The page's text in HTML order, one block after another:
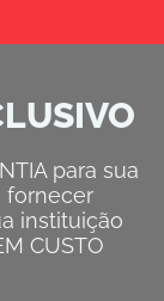
para sua
fornecer
instituição
CUSTO